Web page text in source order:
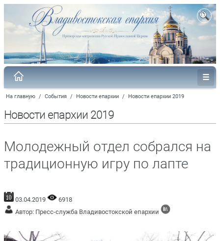
На главную / События / Новости епархии / Новости епархии 2019
Новости епархии 2019
Молодежный отдел собрался на
традиционную игру по лапте
03.04.2019
6918
Автор: Пресс-служба Владивостокской епархии